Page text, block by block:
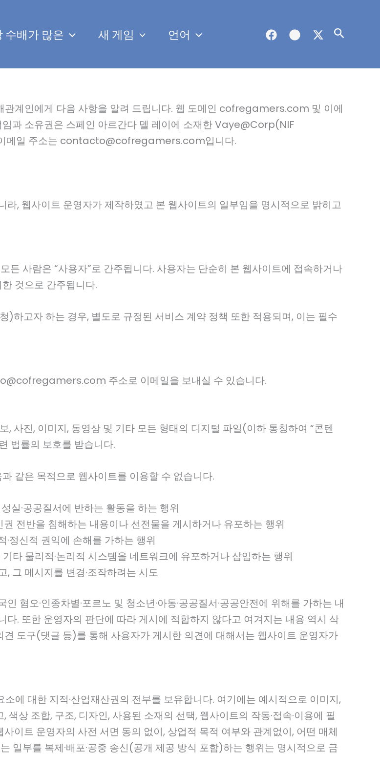
수배가 많은 새 게임 언어
검
관계인에게 다음 사항을 알려 드립니다. 웹 도메인 cofregamers.com 및 이에
과 소유권은 스페인 아르간다 델 레이에 소재한 Vaye@Corp(NIF
이메일 주소는 contacto@cofregamers.com입니다.
웹사이트 운영자가 제작하였고 본 웹사이트의 일부임을 명시적으로 밝히고
든 사람은 “사용자”로 간주됩니다. 사용자는 단순히 본 웹사이트에 접속하거나
것으로 간주됩니다.
)하고자 하는 경우, 별도로 규정된 서비스 계약 정책 또한 적용되며, 이는 필수
주소로 이메일을 보내실 수 있습니다.
, 사진, 이미지, 동영상 및 기타 모든 형태의 디지털 파일(이하 통칭하여 “콘텐
법률의 보호를 받습니다.
같은 목적으로 웹사이트를 이용할 수 없습니다.
실·공공질서에 반하는 활동을 하는 행위
권 전반을 침해하는 내용이나 선전물을 게시하거나 유포하는 행위
·정신적 권익에 손해를 가하는 행위
타 물리적·논리적 시스템을 네트워크에 유포하거나 삽입하는 행위
그 메시지를 변경·조작하려는 시도
혐오·인종차별·포르노 및 청소년·아동·공공질서·공공안전에 위해를 가하는 내
다. 또한 운영자의 판단에 따라 게시에 적합하지 않다고 여겨지는 내용 역시 삭
도구(댓글 등)를 통해 사용자가 게시한 의견에 대해서는 웹사이트 운영자가
에 대한 지적·산업재산권의 전부를 보유합니다. 여기에는 예시적으로 이미지,
상 조합, 구조, 디자인, 사용된 소재의 선택, 웹사이트의 작동·접속·이용에 필
이트 운영자의 사전 서면 동의 없이, 상업적 목적 여부와 관계없이, 어떤 매체
일부를 복제·배포·공중 송신(공개 제공 방식 포함)하는 행위는 명시적으로 금